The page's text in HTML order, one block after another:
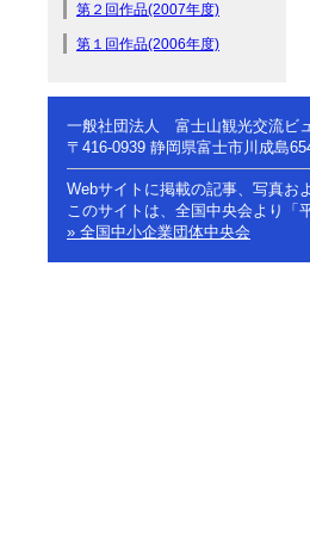
第２回作品(2007年度)
第１回作品(2006年度)
一般社団法人 富士山観光交流ビ
〒416-0939 静岡県富士市川成島
Webサイトに掲載の記事、写真お
このサイトは、全国中央会より「
» 全国中小企業団体中央会